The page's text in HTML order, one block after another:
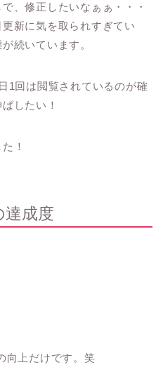
、修正したいなぁぁ・・・
新に気を取られすぎてい
続いています。
1回は閲覧されているのが確
したい！
！
達成度
向上だけです。笑